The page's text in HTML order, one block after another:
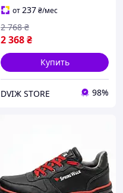
от237₴/мес
2 368₴
2 768 ₴
Купить
DVIЖ STORE 98%